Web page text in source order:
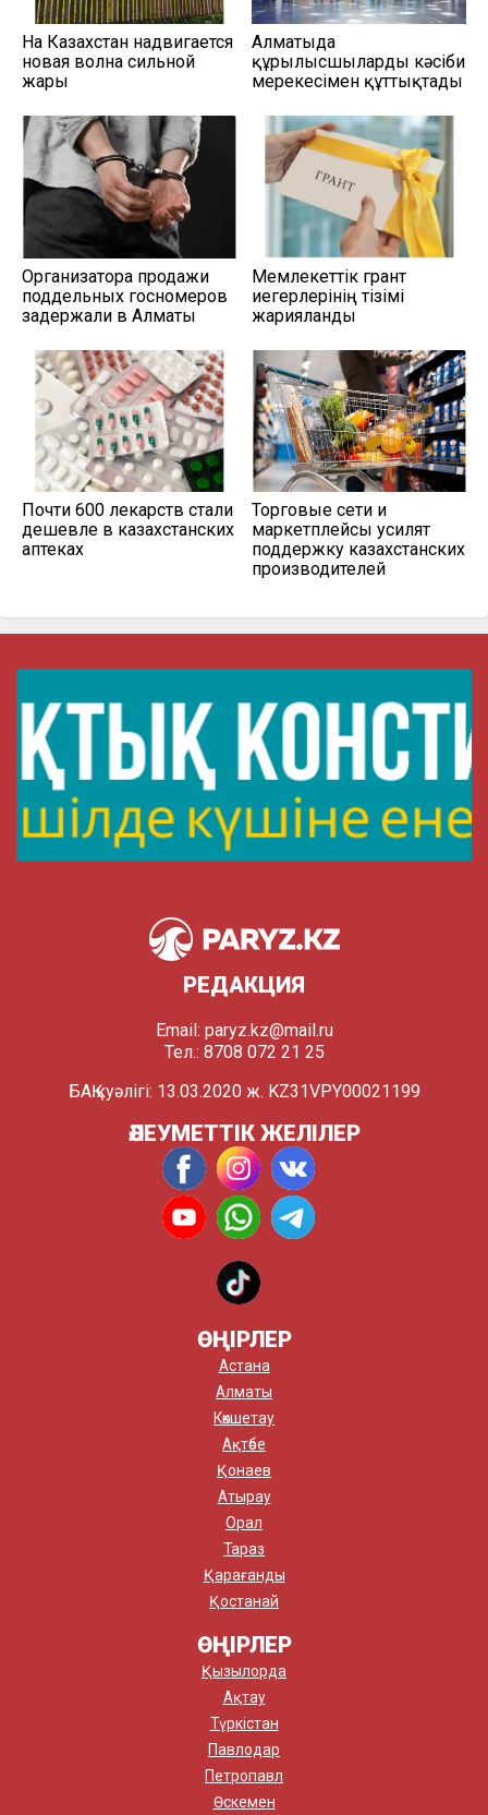
На Казахстан надвигается
новая волна сильной
жары
Алматыда
құрылысшыларды кәсіби
мерекесімен құттықтады
Организатора продажи
поддельных госномеров
задержали в Алматы
Мемлекеттік грант
иегерлерінің тізімі
жарияланды
Почти 600 лекарств стали
дешевле в казахстанских
аптеках
Торговые сети и
маркетплейсы усилят
поддержку казахстанских
производителей
РЕДАКЦИЯ
Email: paryz.kz@mail.ru
Тел.: 8708 072 21 25
БАҚ куәлігі: 13.03.2020 ж. KZ31VPY00021199
ӘЛЕУМЕТТІК ЖЕЛІЛЕР
ӨҢІРЛЕР
Астана
Алматы
Көкшетау
Ақтөбе
Қонаев
Атырау
Орал
Тараз
Қарағанды
Қостанай
ӨҢІРЛЕР
Қызылорда
Ақтау
Түркістан
Павлодар
Петропавл
Өскемен